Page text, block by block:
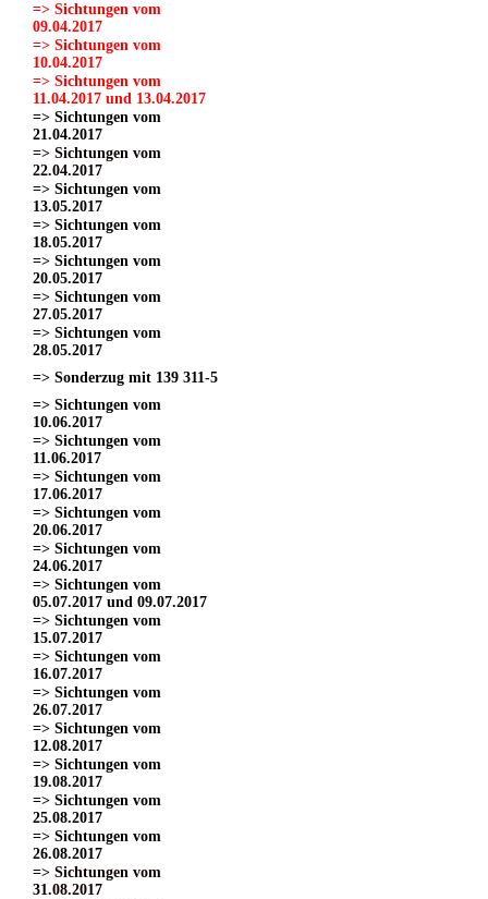
=> Sichtungen vom
09.04.2017
=> Sichtungen vom
10.04.2017
=> Sichtungen vom
11.04.2017 und 13.04.2017
=> Sichtungen vom
21.04.2017
=> Sichtungen vom
22.04.2017
=> Sichtungen vom
13.05.2017
=> Sichtungen vom
18.05.2017
=> Sichtungen vom
20.05.2017
=> Sichtungen vom
27.05.2017
=> Sichtungen vom
28.05.2017
=> Sonderzug mit 139 311-5
=> Sichtungen vom
10.06.2017
=> Sichtungen vom
11.06.2017
=> Sichtungen vom
17.06.2017
=> Sichtungen vom
20.06.2017
=> Sichtungen vom
24.06.2017
=> Sichtungen vom
05.07.2017 und 09.07.2017
=> Sichtungen vom
15.07.2017
=> Sichtungen vom
16.07.2017
=> Sichtungen vom
26.07.2017
=> Sichtungen vom
12.08.2017
=> Sichtungen vom
19.08.2017
=> Sichtungen vom
25.08.2017
=> Sichtungen vom
26.08.2017
=> Sichtungen vom
31.08.2017